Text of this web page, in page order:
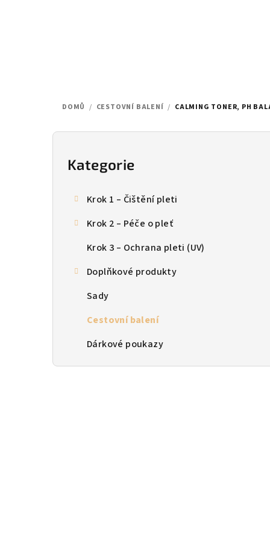
DOMŮ / CESTOVNÍ BALENÍ / CALMING TONER, PH
P
a
Přeskočit
kategorie
Kategorie
Krok 1 – Čištění pleti
Krok 2 – Péče o pleť
Krok 3 – Ochrana pleti (UV)
Doplňkové produkty
Sady
Cestovní balení
Dárkové poukazy